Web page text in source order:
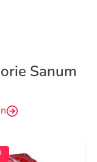
Sanum